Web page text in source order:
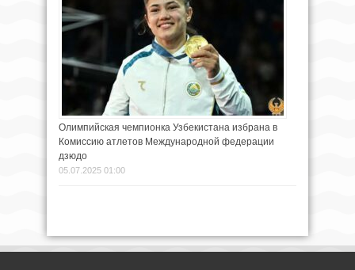
Олимпийская чемпионка Узбекистана избрана в
Комиссию атлетов Международной федерации
дзюдо
05.07.2025 01:00